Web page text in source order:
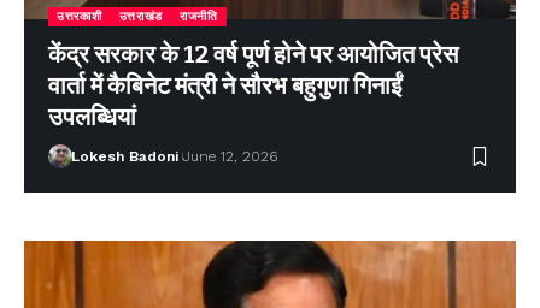
उत्तरकाशी उत्तराखंड राजनीति
केंद्र सरकार के 12 वर्ष पूर्ण होने पर आयोजित प्रेस
वार्ता में कैबिनेट मंत्री ने सौरभ बहुगुणा गिनाईं
उपलब्धियां
Lokesh Badoni June 12, 2026